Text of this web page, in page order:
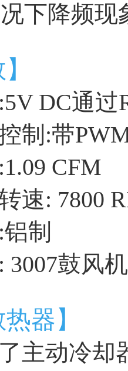
下降频现
DC通过
制:带
CFM
速: 7800
制
3007鼓风机
器】
主动冷却